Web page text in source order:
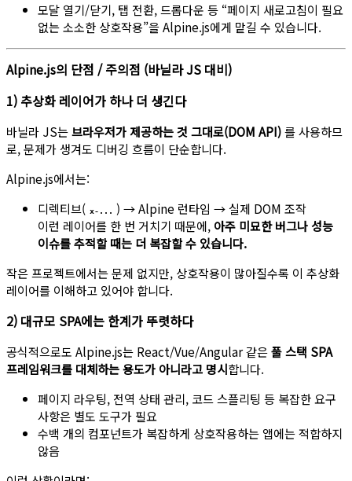
모달 열기/닫기, 탭 전환, 드롭다운 등 “페이지 새로고침이 필요
없는 소소한 상호작용”을 Alpine.js에게 맡길 수 있습니다.
Alpine.js의 단점 / 주의점 (바닐라 JS 대비)
1) 추상화 레이어가 하나 더 생긴다
바닐라 JS는브라우저가 제공하는 것 그대로(DOM API)를 사용하므
로, 문제가 생겨도 디버깅 흐름이 단순합니다.
Alpine.js에서는:
디렉티브( x-... ) → Alpine 런타임 → 실제 DOM 조작
이런 레이어를 한 번 거치기 때문에, 아주 미묘한 버그나 성능
이슈를 추적할 때는 더 복잡할 수 있습니다.
작은 프로젝트에서는 문제 없지만, 상호작용이 많아질수록 이 추상화
레이어를 이해하고 있어야 합니다.
2) 대규모 SPA에는 한계가 뚜렷하다
공식적으로도 Alpine.js는 React/Vue/Angular 같은풀 스택 SPA
프레임워크를 대체하는 용도가 아니라고 명시합니다.
페이지 라우팅, 전역 상태 관리, 코드 스플리팅 등 복잡한 요구
사항은 별도 도구가 필요
수백 개의 컴포넌트가 복잡하게 상호작용하는 앱에는 적합하지
않음